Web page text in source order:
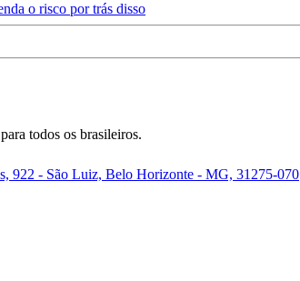
o risco por trás disso
todos os brasileiros.
922 - São Luiz, Belo Horizonte - MG, 31275-070